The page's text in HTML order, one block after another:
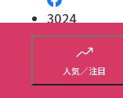
人気／注目
3024